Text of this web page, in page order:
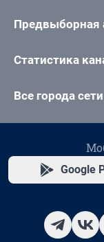
Предвыборная
Статистика
Все города сети
Google